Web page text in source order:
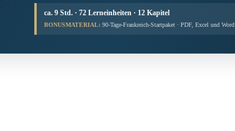
ca. 9 Std. · 72 Lerneinheiten · 12 Kapitel
BONUSMATERIAL: 90-Tage-Frankreich-Startpaket · PDF, Excel und Word